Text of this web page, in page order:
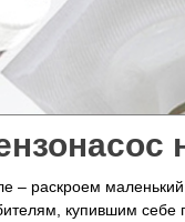
– раскроем
купившим